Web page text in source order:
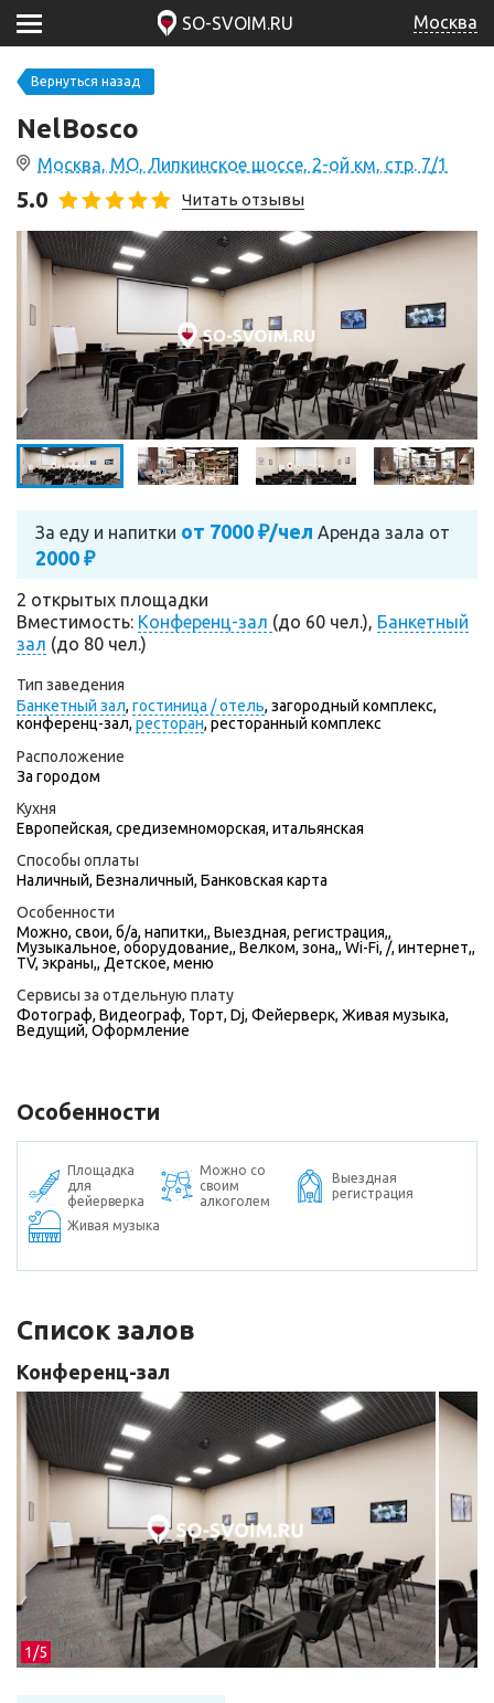
SO-SVOIM.RU Москва
Вернуться назад
NelBosco
Москва, МО, Липкинское шоссе, 2-ой км, стр. 7/1
5.0 Читать отзывы
За еду и напитки от 7000 ₽/чел Аренда зала от
2000 ₽
2 открытых площадки
Вместимость: Конференц-зал (до 60 чел.), Банкетный
зал (до 80 чел.)
Тип заведения
Банкетный зал, гостиница / отель, загородный комплекс,
конференц-зал, ресторан, ресторанный комплекс
Расположение
За городом
Кухня
Европейская, средиземноморская, итальянская
Способы оплаты
Наличный, Безналичный, Банковская карта
Особенности
Можно, свои, б/а, напитки,, Выездная, регистрация,,
Музыкальное, оборудование,, Велком, зона,, Wi-Fi, /, интернет,,
TV, экраны,, Детское, меню
Сервисы за отдельную плату
Фотограф, Видеограф, Торт, Dj, Фейерверк, Живая музыка,
Ведущий, Оформление
Особенности
Площадка
для
фейерверка
Можно со
своим
алкоголем
Выездная
регистрация
Живая музыка
Список залов
1/5
Конференц-зал